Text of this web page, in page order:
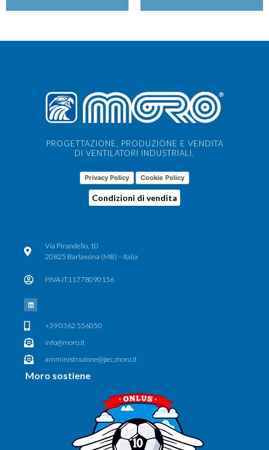
PROGETTAZIONE, PRODUZIONE E VENDITA
DI VENTILATORI INDUSTRIALI.
Privacy Policy Cookie Policy
Condizioni di vendita
Via Pirandello, 10
20825 Barlassina (MB) – Italia
P.IVA IT11778090156
+39 0362 556050
info@moro.it
amministrazione@pec.moro.it
Moro sostiene